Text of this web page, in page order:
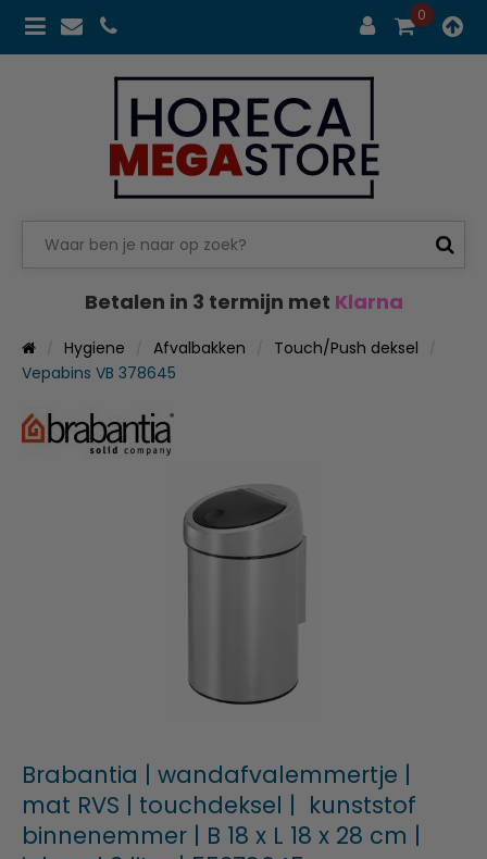
0
Betalen in 3 termijn met Klarna
Hygiene Afvalbakken
Touch/Push deksel
Vepabins VB 378645
Brabantia | wandafvalemmertje |
mat RVS | touchdeksel | kunststof
binnenemmer | B 18 x L 18 x 28 cm |